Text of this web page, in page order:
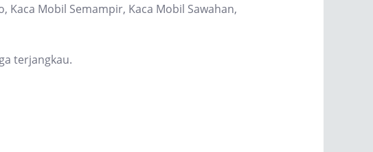
Kaca Mobil Semampir, Kaca Mobil Sawahan,
terjangkau.